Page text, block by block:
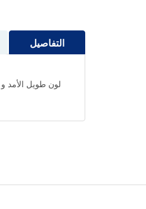
معرض
التفاصيل
لون طويل الأمد و